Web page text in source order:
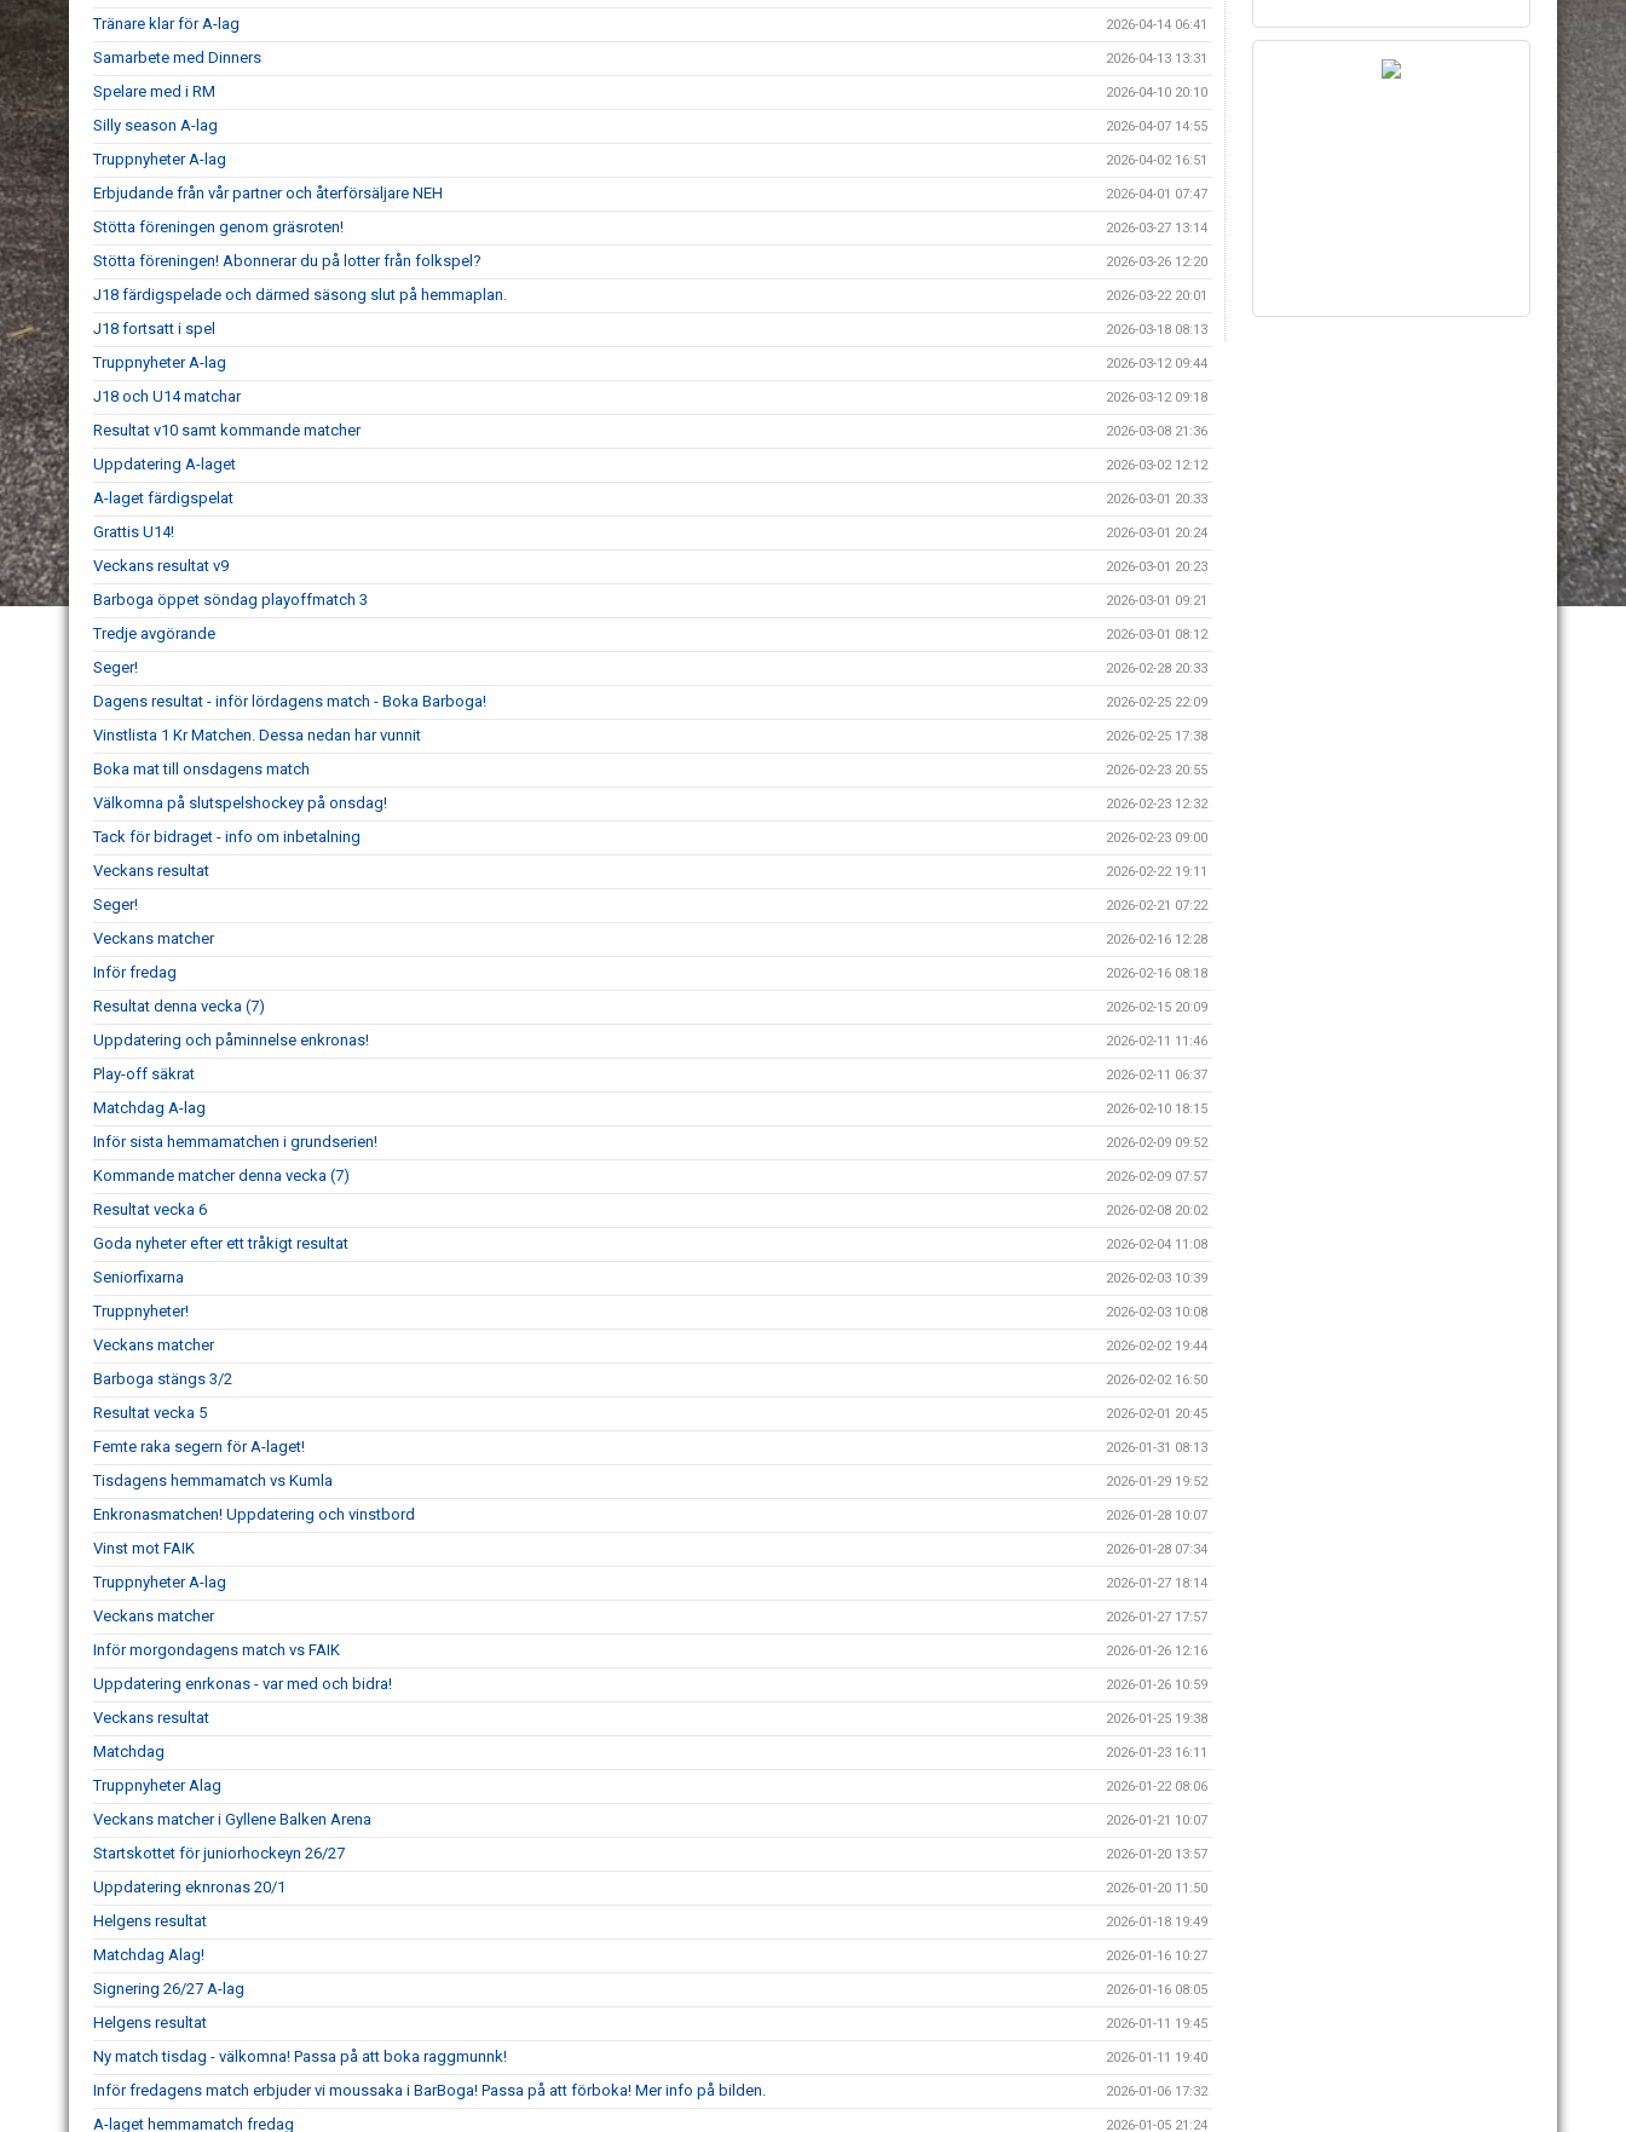
Tränare klar för A-lag 2026-04-14 06:41
Samarbete med Dinners 2026-04-13 13:31
Spelare med i RM 2026-04-10 20:10
Silly season A-lag 2026-04-07 14:55
Truppnyheter A-lag 2026-04-02 16:51
Erbjudande från vår partner och återförsäljare NEH 2026-04-01 07:47
Stötta föreningen genom gräsroten! 2026-03-27 13:14
Stötta föreningen! Abonnerar du på lotter från folkspel? 2026-03-26 12:20
J18 färdigspelade och därmed säsong slut på hemmaplan. 2026-03-22 20:01
J18 fortsatt i spel 2026-03-18 08:13
Truppnyheter A-lag 2026-03-12 09:44
J18 och U14 matchar 2026-03-12 09:18
Resultat v10 samt kommande matcher 2026-03-08 21:36
Uppdatering A-laget 2026-03-02 12:12
A-laget färdigspelat 2026-03-01 20:33
Grattis U14! 2026-03-01 20:24
Veckans resultat v9 2026-03-01 20:23
Barboga öppet söndag playoffmatch 3 2026-03-01 09:21
Tredje avgörande 2026-03-01 08:12
Seger! 2026-02-28 20:33
Dagens resultat - inför lördagens match - Boka Barboga! 2026-02-25 22:09
Vinstlista 1 Kr Matchen. Dessa nedan har vunnit 2026-02-25 17:38
Boka mat till onsdagens match 2026-02-23 20:55
Välkomna på slutspelshockey på onsdag! 2026-02-23 12:32
Tack för bidraget - info om inbetalning 2026-02-23 09:00
Veckans resultat 2026-02-22 19:11
Seger! 2026-02-21 07:22
Veckans matcher 2026-02-16 12:28
Inför fredag 2026-02-16 08:18
Resultat denna vecka (7) 2026-02-15 20:09
Uppdatering och påminnelse enkronas! 2026-02-11 11:46
Play-off säkrat 2026-02-11 06:37
Matchdag A-lag 2026-02-10 18:15
Inför sista hemmamatchen i grundserien! 2026-02-09 09:52
Kommande matcher denna vecka (7) 2026-02-09 07:57
Resultat vecka 6 2026-02-08 20:02
Goda nyheter efter ett tråkigt resultat 2026-02-04 11:08
Seniorfixarna 2026-02-03 10:39
Truppnyheter! 2026-02-03 10:08
Veckans matcher 2026-02-02 19:44
Barboga stängs 3/2 2026-02-02 16:50
Resultat vecka 5 2026-02-01 20:45
Femte raka segern för A-laget! 2026-01-31 08:13
Tisdagens hemmamatch vs Kumla 2026-01-29 19:52
Enkronasmatchen! Uppdatering och vinstbord 2026-01-28 10:07
Vinst mot FAIK 2026-01-28 07:34
Truppnyheter A-lag 2026-01-27 18:14
Veckans matcher 2026-01-27 17:57
Inför morgondagens match vs FAIK 2026-01-26 12:16
Uppdatering enrkonas - var med och bidra! 2026-01-26 10:59
Veckans resultat 2026-01-25 19:38
Matchdag 2026-01-23 16:11
Truppnyheter Alag 2026-01-22 08:06
Veckans matcher i Gyllene Balken Arena 2026-01-21 10:07
Startskottet för juniorhockeyn 26/27 2026-01-20 13:57
Uppdatering eknronas 20/1 2026-01-20 11:50
Helgens resultat 2026-01-18 19:49
Matchdag Alag! 2026-01-16 10:27
Signering 26/27 A-lag 2026-01-16 08:05
Helgens resultat 2026-01-11 19:45
Ny match tisdag - välkomna! Passa på att boka raggmunnk! 2026-01-11 19:40
Inför fredagens match erbjuder vi moussaka i BarBoga! Passa på att förboka! Mer info på bilden. 2026-01-06 17:32
A-laget hemmamatch fredag 2026-01-05 21:24